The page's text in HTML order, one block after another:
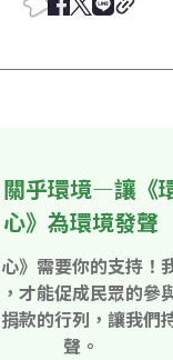
乎環境—讓《
心》為環境發聲
心》需要你的支持！
才能促成民眾的參
款的行列，讓我們
聲。